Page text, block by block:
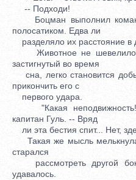
-- Подходи!
Боцман выполнил
полосатиком. Едва ли
разделяло их расстояние в
Животное не
застигнутый во время
сна, легко становится
прикончить его с
первого удара.
"Какая неподвижность!
капитан Гуль. -- Вряд
ли эта бестия спит... Нет,
Такая же мысль
старался
рассмотреть другой
удавалось.